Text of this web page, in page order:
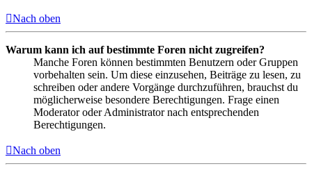
Nach oben
Warum kann ich auf bestimmte Foren nicht zugreifen?
Manche Foren können bestimmten Benutzern oder Gruppen
vorbehalten sein. Um diese einzusehen, Beiträge zu lesen, zu
schreiben oder andere Vorgänge durchzuführen, brauchst du
möglicherweise besondere Berechtigungen. Frage einen
Moderator oder Administrator nach entsprechenden
Berechtigungen.
Nach oben